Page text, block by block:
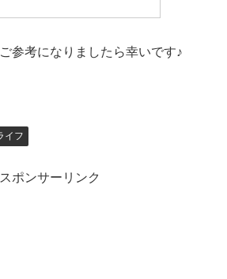
参考になりましたら幸いです♪
イフ
スポンサーリンク